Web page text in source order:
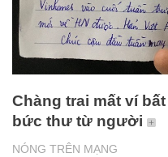
NÓNG TRÊN MẠNG
Chàng trai mất ví
bức thư từ người